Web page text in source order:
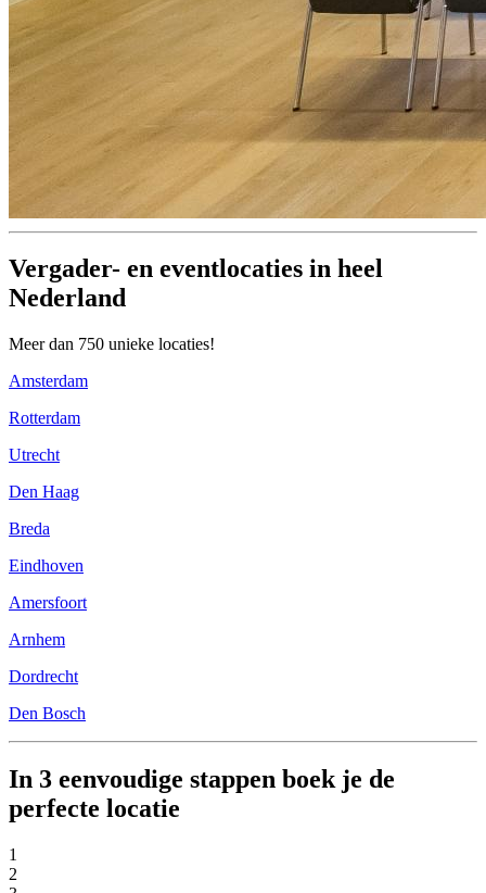
Vergader- en eventlocaties in heel
Nederland
Meer dan 750 unieke locaties!
Amsterdam
Rotterdam
Utrecht
Den Haag
Breda
Eindhoven
Amersfoort
Arnhem
Dordrecht
Den Bosch
In 3 eenvoudige stappen boek je de
perfecte locatie
1
2